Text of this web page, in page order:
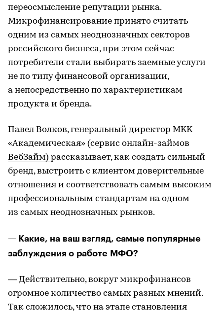
переосмысление репутации рынка.
Микрофинансирование принято считать
одним из самых неоднозначных секторов
российского бизнеса, при этом сейчас
потребители стали выбирать заемные услуги
не по типу финансовой организации,
а непосредственно по характеристикам
продукта и бренда.
Павел Волков, генеральный директор MKK
«Академическая» (сервис онлайн-займов
ВебЗайм) рассказывает, как создать сильный
бренд, выстроить с клиентом доверительные
отношения и соответствовать самым высоким
профессиональным стандартам на одном
из самых неоднозначных рынков.
— Какие, на ваш взгляд, самые популярные
заблуждения о работе МФО?
— Действительно, вокруг микрофинансов
огромное количество самых разных мнений.
Так сложилось, что на этапе становления